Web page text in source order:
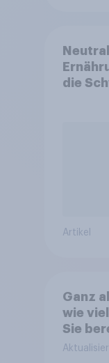
die
Artikel
Ganz
wie
Sie